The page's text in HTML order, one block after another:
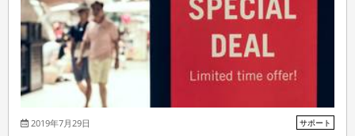
2019年7月29日 サポート